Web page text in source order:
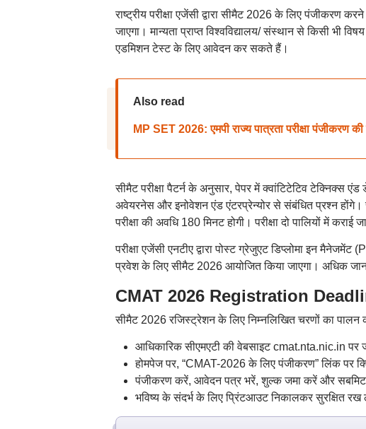
राष्ट्रीय परीक्षा एजेंसी द्वारा सीमैट 2026 के लिए पंजीकरण
जाएगा। मान्यता प्राप्त विश्वविद्यालय/ संस्थान से किसी भी
एडमिशन टेस्ट के लिए आवेदन कर सकते हैं।
Also read
MP SET 2026: एमपी राज्य पात्रता परीक्षा पंजीकरण
सीमैट परीक्षा पैटर्न के अनुसार, पेपर में क्वांटिटेटिव टेक्निक्स
अवेयरनेस और इनोवेशन एंड एंटरप्रेन्योर से संबंधित प्रश्न
परीक्षा की अवधि 180 मिनट होगी। परीक्षा दो पालियों में कराई
परीक्षा एजेंसी एनटीए द्वारा पोस्ट ग्रेजुएट डिप्लोमा इन
प्रवेश के लिए सीमैट 2026 आयोजित किया जाएगा। अधिक
CMAT 2026 Registration
सीमैट 2026 रजिस्ट्रेशन के लिए निम्नलिखित चरणों का
आधिकारिक सीएमएटी की वेबसाइट cmat.nta.nic.in पर
होमपेज पर, “CMAT-2026 के लिए पंजीकरण” लिंक पर
पंजीकरण करें, आवेदन पत्र भरें, शुल्क जमा करें और
भविष्य के संदर्भ के लिए प्रिंटआउट निकालकर सुरक्षित रख